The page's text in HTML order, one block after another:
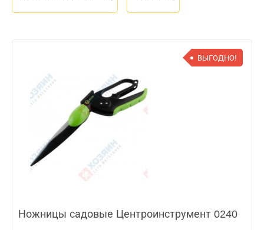
ВЫГОДНО!
Ножницы садовые Центроинструмент 0240